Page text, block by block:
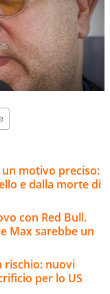
un motivo preciso:
e dalla morte di
con Red Bull.
Max sarebbe un
rischio: nuovi
per lo US